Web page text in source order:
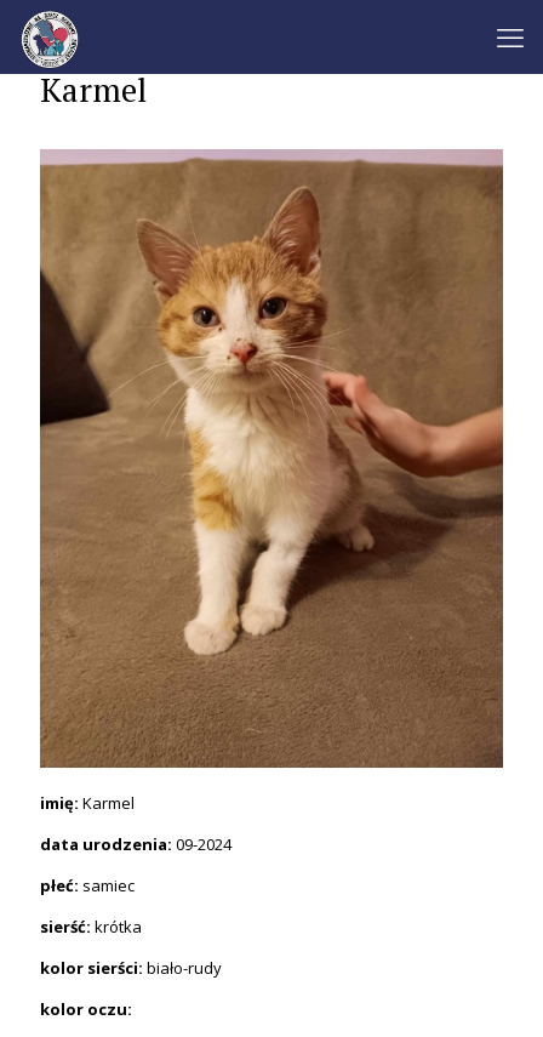
Karmel
imię: Karmel
data urodzenia: 09-2024
płeć: samiec
sierść: krótka
kolor sierści: biało-rudy
kolor oczu: